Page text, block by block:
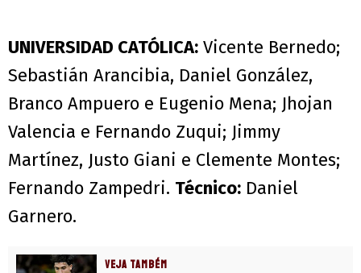
UNIVERSIDAD CATÓLICA: Vicente Bernedo;
Sebastián Arancibia, Daniel González,
Branco Ampuero e Eugenio Mena; Jhojan
Valencia e Fernando Zuqui; Jimmy
Martínez, Justo Giani e Clemente Montes;
Fernando Zampedri. Técnico: Daniel
Garnero.
VEJA TAMBÉM